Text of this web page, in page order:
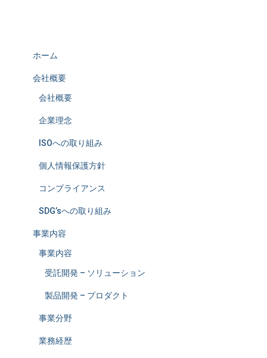
ホーム
会社概要
会社概要
企業理念
ISOへの取り組み
個人情報保護方針
コンプライアンス
SDG’sへの取り組み
事業内容
事業内容
受託開発 – ソリューション
製品開発 – プロダクト
事業分野
業務経歴